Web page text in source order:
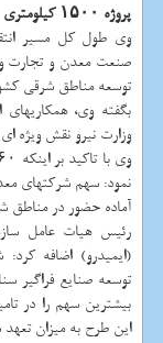
پروژه ۱۵۰۰ كیلومتری
صنعت معدن و تجارت و
توسعه مناطق شرقی
بگفته وی، همكاریهای
وزارت نیرو نقش ویژه
آماده حضور در مناطق
رئیس هیات عامل
(ایمیدرو) اضافه كرد:
توسعه صنایع فراگیر
بیشترین سهم را در
این طرح به میزان